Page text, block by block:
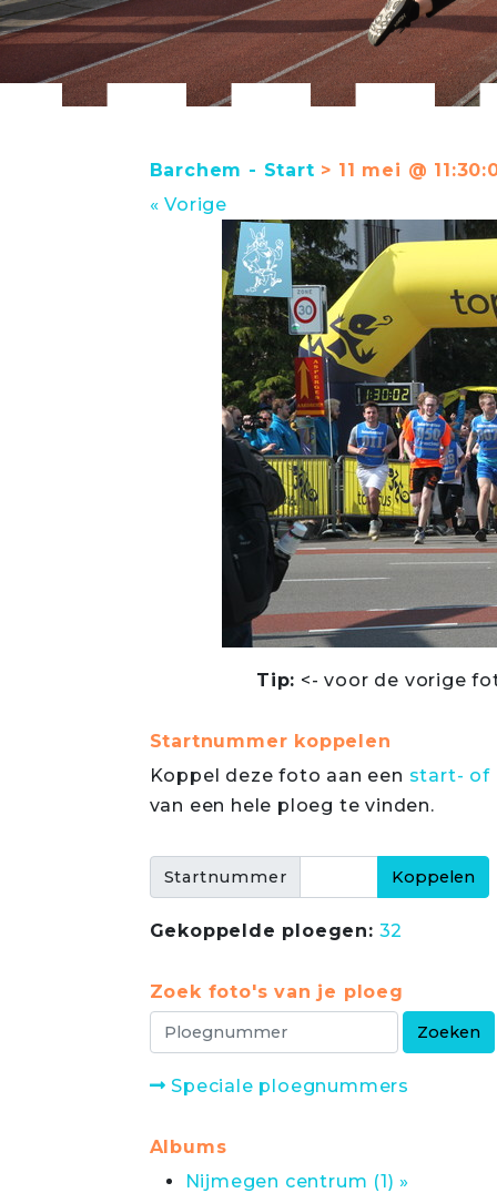
Barchem - Start > 11 mei @
« Vorige
Tip: <- voor de vorige
Startnummer koppelen
Koppel deze foto aan een start- of
van een hele ploeg te vinden.
Startnummer
Gekoppelde ploegen: 32
Zoek foto's van je ploeg
Speciale ploegnummers
Albums
Nijmegen centrum (1) »